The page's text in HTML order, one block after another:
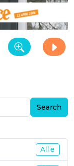
Search
Alle